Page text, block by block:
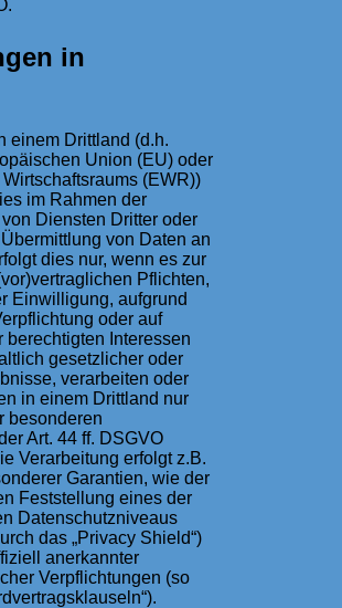
in
einem Drittland (d.h.
Union (EU) oder
(EWR))
im Rahmen der
Diensten Dritter oder
von Daten an
dies nur, wenn es zur
Pflichten,
Einwilligung, aufgrund
oder auf
berechtigten Interessen
gesetzlicher oder
verarbeiten oder
in einem Drittland nur
besonderen
Art. 44 ff. DSGVO
Verarbeitung erfolgt z.B.
Garantien, wie der
Feststellung eines der
Datenschutzniveaus
das „Privacy Shield“)
anerkannter
Verpflichtungen (so